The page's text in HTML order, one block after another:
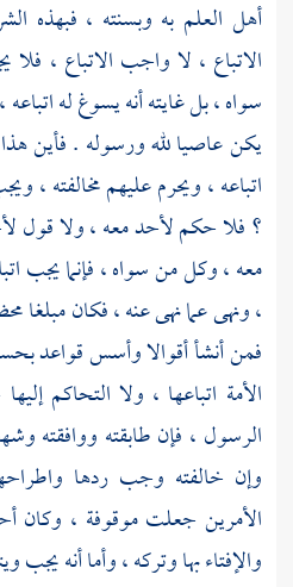
أهل العلم به وبسنته ، فبهذه
الاتباع ، لا واجب الاتباع ،
سواه ، بل غايته أنه يسوغ له
يكن عاصيا لله ورسوله . فأين
اتباعه ، ويحرم عليهم مخالفته ،
؟ فلا حكم لأحد معه ، ولا قول
معه ، وكل من سواه ، فإنما يجب
، ونهى عما نهى عنه ، فكان مبلغا
فمن أنشأ أقوالا وأسس قواعد
الأمة اتباعها ، ولا التحاكم
الرسول ، فإن طابقته ووافقته
وإن خالفته وجب ردها
الأمرين جعلت موقوفة ، وكان
والإفتاء بها وتركه ، وأما أنه يجب